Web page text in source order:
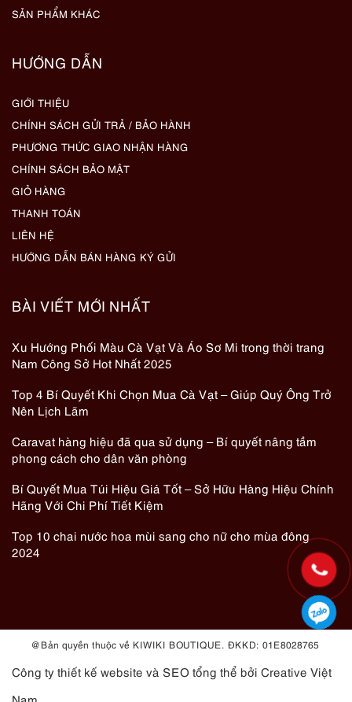
SẢN PHẨM KHÁC
HƯỚNG DẪN
GIỚI THIỆU
CHÍNH SÁCH GỬI TRẢ / BẢO HÀNH
PHƯƠNG THỨC GIAO NHẬN HÀNG
CHÍNH SÁCH BẢO MẬT
GIỎ HÀNG
THANH TOÁN
LIÊN HỆ
HƯỚNG DẪN BÁN HÀNG KÝ GỬI
BÀI VIẾT MỚI NHẤT
Xu Hướng Phối Màu Cà Vạt Và Áo Sơ Mi trong thời trang
Nam Công Sở Hot Nhất 2025
Top 4 Bí Quyết Khi Chọn Mua Cà Vạt – Giúp Quý Ông Trở
Nên Lịch Lãm
Caravat hàng hiệu đã qua sử dụng – Bí quyết nâng tầm
phong cách cho dân văn phòng
Bí Quyết Mua Túi Hiệu Giá Tốt – Sở Hữu Hàng Hiệu Chính
Hãng Với Chi Phí Tiết Kiệm
Top 10 chai nước hoa mùi sang cho nữ cho mùa đông
2024
@ Bản quyền thuộc về KIWIKI BOUTIQUE. ĐKKD: 01E8028765
Công ty thiết kế website và SEO tổng thể bởi Creative Việt